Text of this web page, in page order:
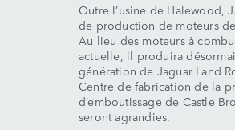
Outre l’usine de Halewood,
de production de moteurs
Au lieu des moteurs à
actuelle, il produira
génération de Jaguar Land
Centre de fabrication de la
d’emboutissage de Castle
seront agrandies.